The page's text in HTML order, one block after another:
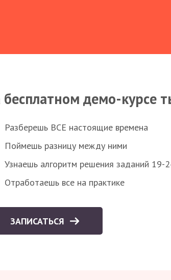
бесплатном демо-курсе
Разберешь ВСЕ настоящие времена
Поймешь разницу между ними
Узнаешь алгоритм решения заданий 19-
Отработаешь все на практике
ЗАПИСАТЬСЯ